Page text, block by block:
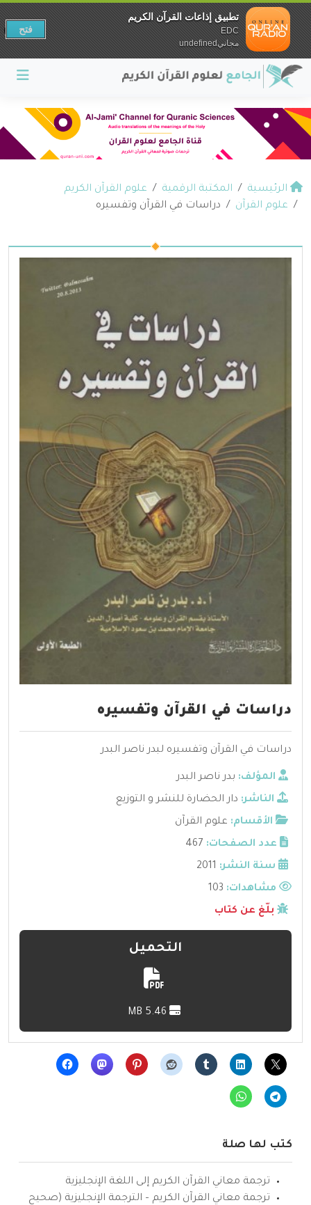
الرئيسية المكتبة الرقمية
علوم القرآن الكريم
علوم القرآن
دراسات في القرآن وتفسيره
دراسات في القرآن وتفسيره
دراسات في القرآن وتفسيره لبدر ناصر البدر
المؤلف: بدر ناصر البدر
الناشر: دار الحضارة للنشر و التوزيع
الأقسام: علوم القرآن
عدد الصفحات: 467
سنة النشر: 2011
مشاهدات:
بلّغ عن كتاب
التحميل
كتب لها صلة
ترجمة معاني القرآن الكريم إلى اللغة الإنجليزية
ترجمة معاني القرآن الكريم – الترجمة الإنجليزية (صحيح
تطبيق إذاعات القرآن الكريم
EDC
مجانيundefined
فتح